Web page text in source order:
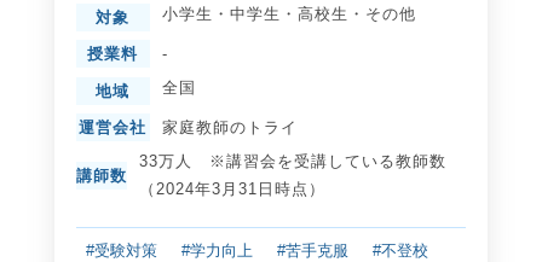
対象 小学生 ・ 中学生 ・ 高校生 ・ その他
授業料 -
地域 全国
運営会社 家庭教師のトライ
講師数
33万人 ※講習会を受講している教師数
（2024年3月31日時点）
#受験対策 #学力向上 #苦手克服
#不登校